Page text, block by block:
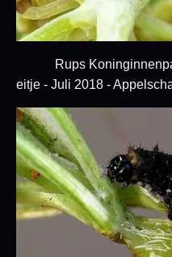
Rups
eitje - Juli 2018 -